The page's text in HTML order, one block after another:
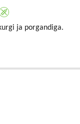
ja porgandiga.